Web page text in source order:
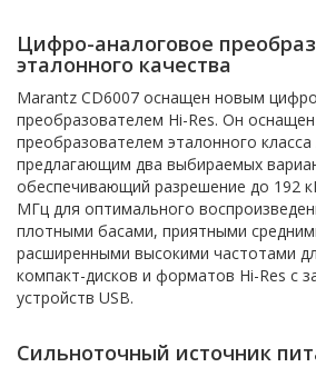
Цифро-аналоговое
эталонного качества
Marantz CD6007 оснащен новым
преобразователем Hi-Res. Он
преобразователем эталонного класса
предлагающим два выбираемых
обеспечивающий разрешение до 192
МГц для оптимального
плотными басами, приятными
расширенными высокими частотами
компакт-дисков и форматов Hi-Res с
устройств USB.
Сильноточный источник